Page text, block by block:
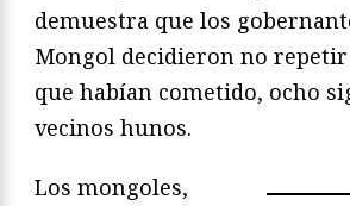
demuestra que los
Mongol decidieron no
que habían cometido, ocho
vecinos hunos.
Los mongoles,